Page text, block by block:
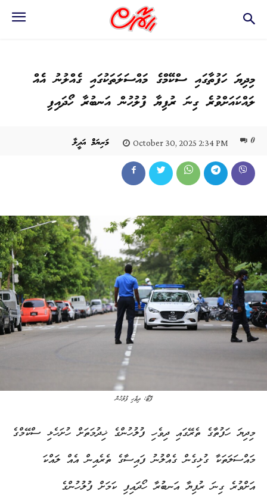
މިދިޔަ ހަފުތާގައި ސްކޭމްގެ މައްސަލަތަކުގައި ގެއްލުނު އެއް
ލައްކައަށްވުރެ ގިނަ ރުފިޔާ ފުލުހުން އަނބުރާ ހޯދައިފި
މަރިޔަމް އަދީލާ October 30, 2025 2:34 PM 0
ފޮޓޯ: ދިވެހި ފުލުހުން
މިދިޔަ ހަފުތާގެ ތެރޭގައި ދިވެހި ފުލުހުންގެ ޚިދުމަތަށް ހުށަހެޅި ސްކޭމްގެ
މައްސަލަތަކާ ގުޅިގެން ގެއްލުނު ފައިސާގެ ތެރެއިން އެއް ލައްކަ
އަށްވުރެ ގިނަ ރުފިޔާ އަނބުރާ ހޯދައިފި ކަމަށް ފުލުހުންގެ